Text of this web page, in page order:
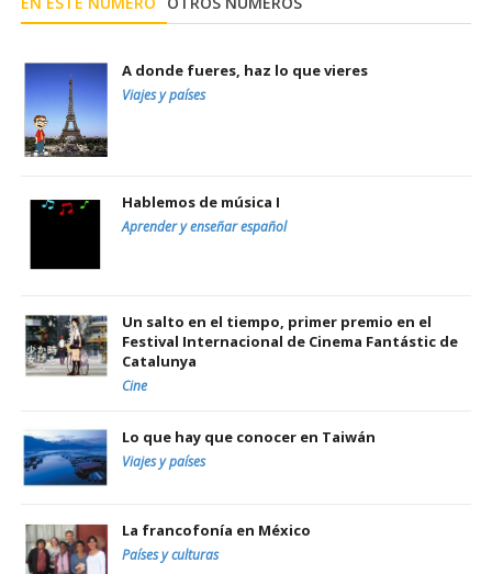
A donde fueres, haz lo que vieres
Viajes y países
Hablemos de música I
Aprender y enseñar español
Un salto en el tiempo, primer premio en el
Festival Internacional de Cinema Fantástic de
Catalunya
Cine
Lo que hay que conocer en Taiwán
Viajes y países
La francofonía en México
Países y culturas